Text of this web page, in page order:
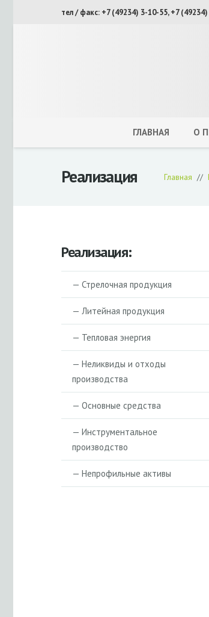
тел / факс: +7 (49234) 3-10-55, +7
ГЛАВНАЯ О
Реализация Главная //
Реализация:
— Стрелочная продукция
— Литейная продукция
— Тепловая энергия
— Неликвиды и отходы
производства
— Основные средства
— Инструментальное
производство
— Непрофильные активы